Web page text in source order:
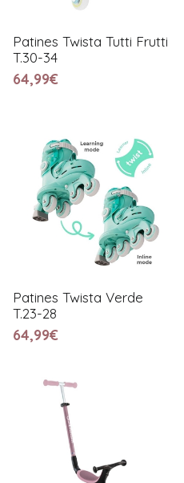
Patines Twista Tutti Frutti
T.30-34
64,99€
Patines Twista Verde
T.23-28
64,99€